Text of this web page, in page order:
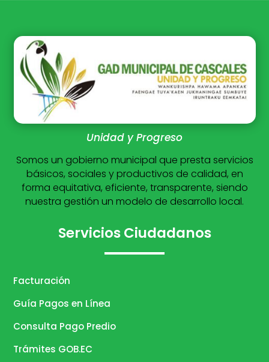
Unidad y Progreso
Somos un gobierno municipal que presta servicios
básicos, sociales y productivos de calidad, en
forma equitativa, eficiente, transparente, siendo
nuestra gestión un modelo de desarrollo local.
Servicios Ciudadanos
Facturación
Guía Pagos en Línea
Consulta Pago Predio
Trámites GOB.EC